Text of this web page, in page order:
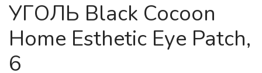
УГОЛЬ Black Cocoon
Home Esthetic Eye Patch,
6